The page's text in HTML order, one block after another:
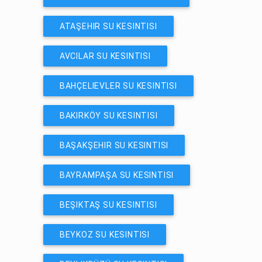
ATAŞEHIR SU KESINTISI
AVCILAR SU KESINTISI
BAHÇELIEVLER SU KESINTISI
BAKIRKÖY SU KESINTISI
BAŞAKŞEHIR SU KESINTISI
BAYRAMPAŞA SU KESINTISI
BEŞIKTAŞ SU KESINTISI
BEYKOZ SU KESINTISI